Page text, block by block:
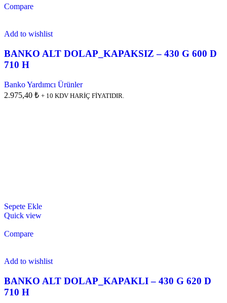
Compare
Add to wishlist
BANKO ALT DOLAP_KAPAKSIZ – 430 G 600 D
710 H
Banko Yardımcı Ürünler
2.975,40 ₺ + 10 KDV HARİÇ FİYATIDIR.
Sepete Ekle
Quick view
Compare
Add to wishlist
BANKO ALT DOLAP_KAPAKLI – 430 G 620 D
710 H